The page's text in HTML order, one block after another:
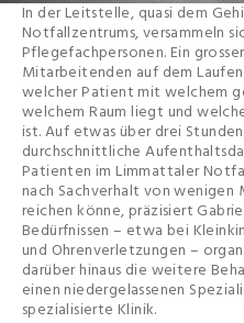
In der Leitstelle, quasi dem
Notfallzentrums, versammeln
Pflegefachpersonen. Ein
Mitarbeitenden auf dem
welcher Patient mit welchem
welchem Raum liegt und
ist. Auf etwas über drei
durchschnittliche
Patienten im Limmattaler
nach Sachverhalt von wenigen
reichen könne, präzisiert
Bedürfnissen – etwa bei
und Ohrenverletzungen –
darüber hinaus die weitere
einen niedergelassenen
spezialisierte Klinik.